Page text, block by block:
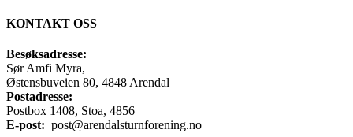
KONTAKT OSS
Besøksadresse:
Sør Amfi Myra,
Østensbuveien 80, 4848 Arendal
Postadresse:
Postbox 1408, Stoa, 4856
E-post: post@arendalsturnforening.no